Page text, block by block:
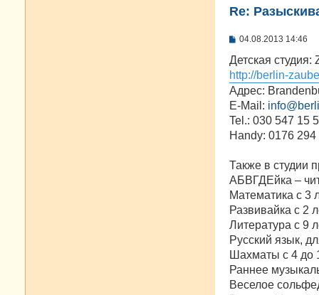
Re:
С
о
б
щ
е
н
и
е
04.08.2013 14:46
Детская студия:
http://berlin-
Адрес:
E-Mail:
Tel.: 030 547 15
Handy: 0176
Также в студии
АБВГДЕйка –
Математика с 3
Развивайка с 2
Литература с 9
Русский язык,
Шахматы с 4 до
Раннее
Веселое